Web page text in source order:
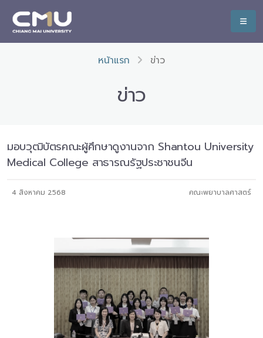
หน้าแรก ข่าว
ข่าว
มอบวุฒิบัตรคณะผู้ศึกษาดูงานจาก Shantou University
Medical College สาธารณรัฐประชาชนจีน
4 สิงหาคม 2568 คณะพยาบาลศาสตร์